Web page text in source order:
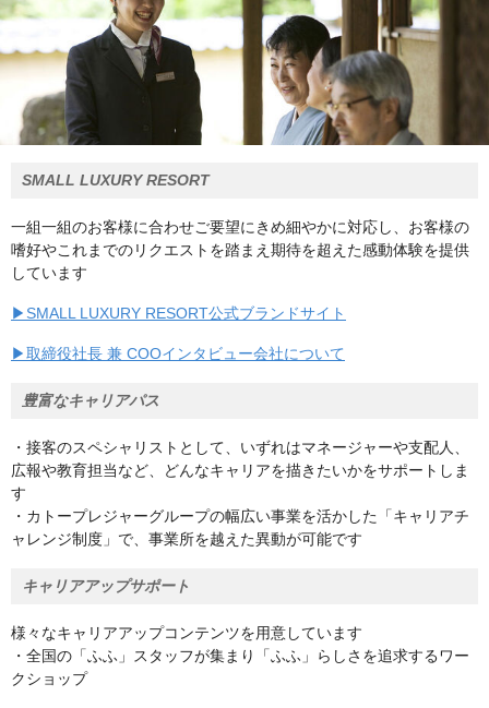
SMALL LUXURY RESORT
一組一組のお客様に合わせご要望にきめ細やかに対応し、お客様の
嗜好やこれまでのリクエストを踏まえ期待を超えた感動体験を提供
しています
▶SMALL LUXURY RESORT公式ブランドサイト
▶取締役社長 兼 COOインタビュー会社について
豊富なキャリアパス
・接客のスペシャリストとして、いずれはマネージャーや支配人、
広報や教育担当など、どんなキャリアを描きたいかをサポートしま
す
・カトープレジャーグループの幅広い事業を活かした「キャリアチ
ャレンジ制度」で、事業所を越えた異動が可能です
キャリアアップサポート
様々なキャリアアップコンテンツを用意しています
・全国の「ふふ」スタッフが集まり「ふふ」らしさを追求するワー
クショップ